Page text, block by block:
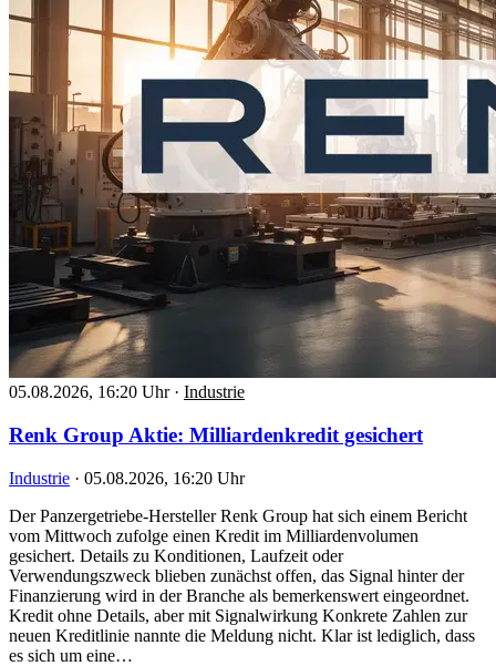
05.08.2026, 16:20 Uhr · Industrie
Renk Group Aktie: Milliardenkredit gesichert
Industrie · 05.08.2026, 16:20 Uhr
Der Panzergetriebe-Hersteller Renk Group hat sich einem Bericht
vom Mittwoch zufolge einen Kredit im Milliardenvolumen
gesichert. Details zu Konditionen, Laufzeit oder
Verwendungszweck blieben zunächst offen, das Signal hinter der
Finanzierung wird in der Branche als bemerkenswert eingeordnet.
Kredit ohne Details, aber mit Signalwirkung Konkrete Zahlen zur
neuen Kreditlinie nannte die Meldung nicht. Klar ist lediglich, dass
es sich um eine…